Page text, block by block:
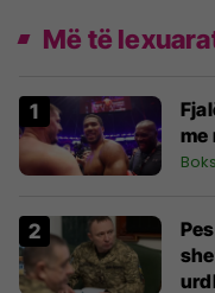
Më të
me
Boks